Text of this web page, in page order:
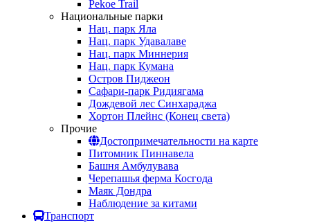
Pekoe Trail
Национальные парки
Нац. парк Яла
Нац. парк Удавалаве
Нац. парк Миннерия
Нац. парк Кумана
Остров Пиджеон
Сафари-парк Ридиягама
Дождевой лес Синхараджа
Хортон Плейнс (Конец света)
Прочие
Достопримечательности на карте
Питомник Пиннавела
Башня Амбулувава
Черепашья ферма Косгода
Маяк Дондра
Наблюдение за китами
Транспорт